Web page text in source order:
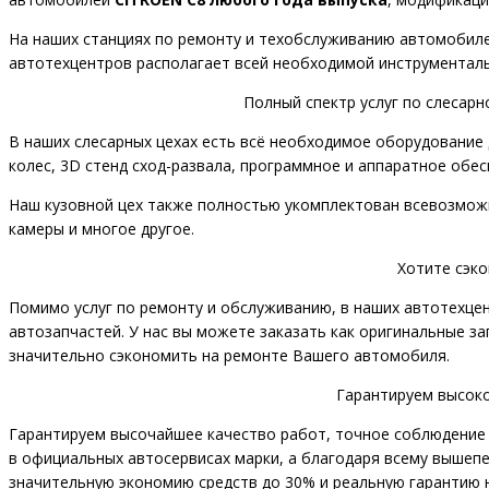
На наших станциях по ремонту и техобслуживанию
автотехцентров располагает всей необходимой
Полный спектр услуг по
В наших слесарных цехах есть всё необходимое
колес, 3D стенд сход-развала, программное и аппаратное
Наш кузовной цех также полностью укомплектован
камеры и многое другое.
Хотите
Помимо услуг по ремонту и обслуживанию, в наших
автозапчастей. У нас вы можете заказать как оригинальные
значительно сэкономить на ремонте Вашего автомобиля.
Гарантируем
Гарантируем высочайшее качество работ, точное
в официальных автосервисах марки, а благодаря всему
значительную экономию средств до 30% и реальную гарантию